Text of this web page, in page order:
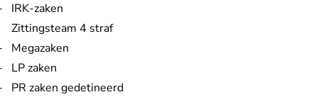
IRK-zaken
Zittingsteam 4 straf
Megazaken
LP zaken
PR zaken gedetineerd